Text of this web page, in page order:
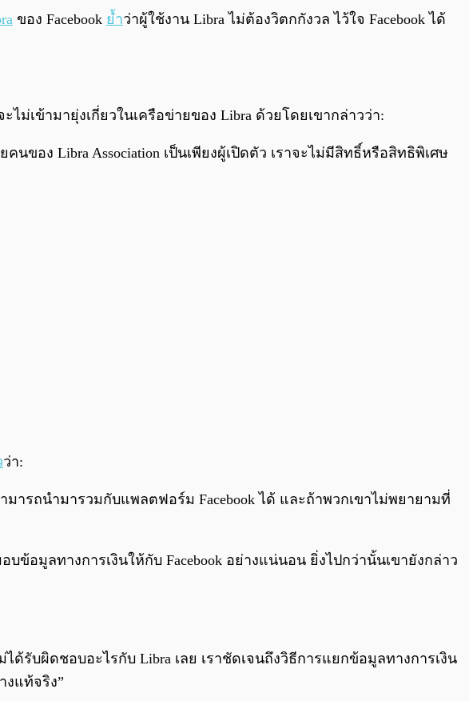
0:00/ 0:00
ของ Facebook ย้ำว่าผู้ใช้งาน Libra ไม่ต้องวิตกกังวล ไว้ใจ Facebook ได้
ม่เข้ามายุ่งเกี่ยวในเครือข่ายของ Libra ด้วยโดยเขากล่าวว่า:
นของ Libra Association เป็นเพียงผู้เปิดตัว เราจะไม่มีสิทธิ์หรือสิทธิพิเศษ
ว่า:
ารถนำมารวมกับแพลตฟอร์ม Facebook ได้ และถ้าพวกเขาไม่พยายามที่
บข้อมูลทางการเงินให้กับ Facebook อย่างแน่นอน ยิ่งไปกว่านั้นเขายังกล่าว
ด้รับผิดชอบอะไรกับ Libra เลย เราชัดเจนถึงวิธีการแยกข้อมูลทางการเงิน
แท้จริง”